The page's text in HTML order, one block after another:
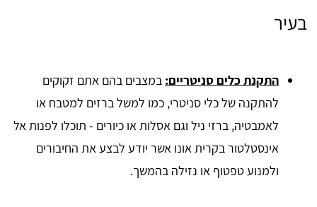
בעיר
התקנת כלים סניטריים: במצבים בהם אתם זקוקים
להתקנה של כלי סניטרי, כמו למשל ברזים למטבח או
לאמבטיה, ברזי ניל וגם אסלות או כיורים - תוכלו לפנות אל
אינסטלטור בקרית אונו אשר יודע לבצע את החיבורים
ולמנוע טפטוף או נזילה בהמשך.